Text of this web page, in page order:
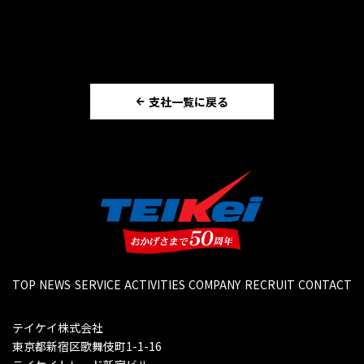
支社一覧に戻る
TOP NEWS SERVICE ACTIVITIES COMPANY RECRUIT CONTACT
テイケイ株式会社
東京都新宿区歌舞伎町1-1-16